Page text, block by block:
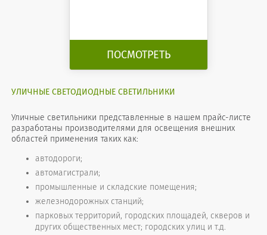
ПОСМОТРЕТЬ
УЛИЧНЫЕ СВЕТОДИОДНЫЕ СВЕТИЛЬНИКИ
Уличные светильники представленные в нашем прайс-листе
разработаны производителями для освещения внешних
областей применения таких как:
автодороги;
автомагистрали;
промышленные и складские помещения;
железнодорожных станций;
парковых территорий, городских площадей, скверов и
других общественных мест; городских улиц и т.д.